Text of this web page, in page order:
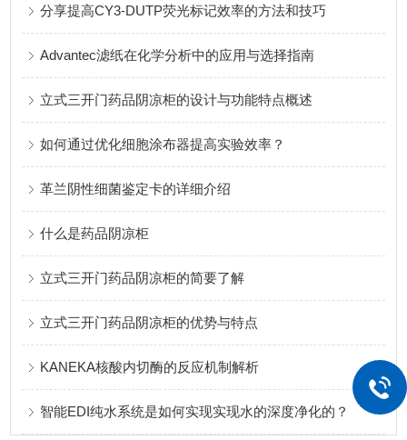
分享提高CY3-DUTP荧光标记效率的方法和技巧
Advantec滤纸在化学分析中的应用与选择指南
立式三开门药品阴凉柜的设计与功能特点概述
如何通过优化细胞涂布器提高实验效率？
革兰阴性细菌鉴定卡的详细介绍
什么是药品阴凉柜
立式三开门药品阴凉柜的简要了解
立式三开门药品阴凉柜的优势与特点
KANEKA核酸内切酶的反应机制解析
智能EDI纯水系统是如何实现实现水的深度净化的？